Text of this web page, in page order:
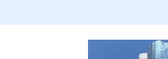
דף הביתאודות המועצה